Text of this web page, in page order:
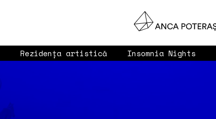
Rezidența artistică Insomnia Nights